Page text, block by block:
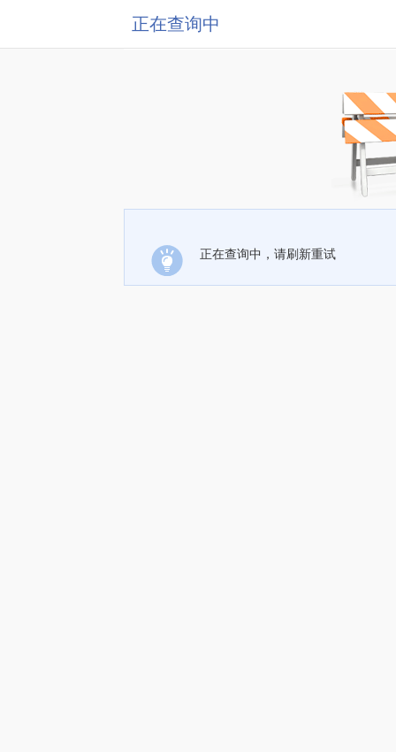
正在查询中
正在查询中，请刷新重试